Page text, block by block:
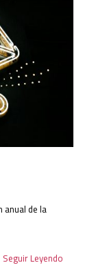
anual de la
Seguir Leyendo